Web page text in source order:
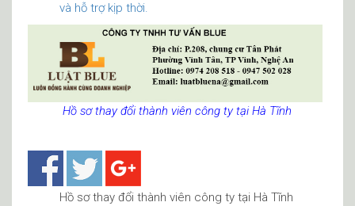
và hỗ trợ kịp thời.
Hồ sơ thay đổi thành viên công ty tại Hà Tĩnh
Hồ sơ thay đổi thành viên công ty tại Hà Tĩnh